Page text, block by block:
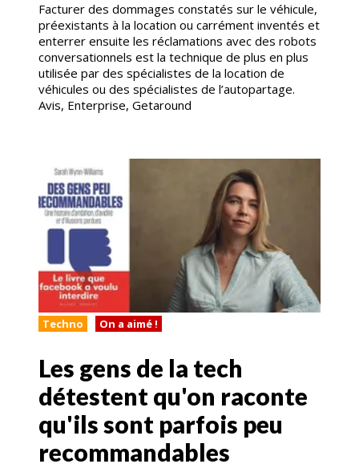
Facturer des dommages constatés sur le véhicule,
préexistants à la location ou carrément inventés et
enterrer ensuite les réclamations avec des robots
conversationnels est la technique de plus en plus
utilisée par des spécialistes de la location de
véhicules ou des spécialistes de l’autopartage.
Avis, Enterprise, Getaround
Techno On a aimé !
Les gens de la tech
détestent qu'on raconte
qu'ils sont parfois peu
recommandables